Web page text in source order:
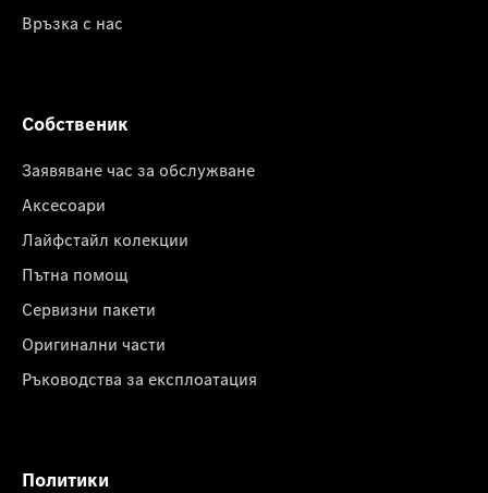
Връзка с нас
Собственик
Заявяване час за обслужване
Аксесоари
Лайфстайл колекции
Пътна помощ
Сервизни пакети
Оригинални части
Ръководства за експлоатация
Политики